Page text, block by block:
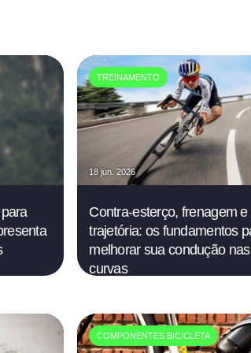
TREINAMENTO
18 jun. 2026
Contra-esterço, frenagem e
trajetória: os fundamentos
melhorar sua condução nas
curvas
COMPONENTES BICICLETA